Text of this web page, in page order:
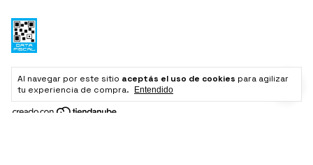
Al navegar por este sitio aceptás el uso de cookies para agilizar
tu experiencia de compra.
Entendido
Defensa de las y los consumidores. Para reclamos ingresá acá. /
Botón de arrepentimiento